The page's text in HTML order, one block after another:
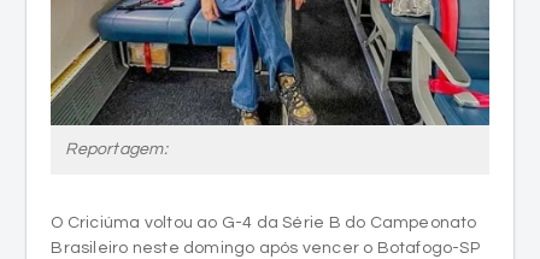
Reportagem:
O Criciúma voltou ao G-4 da Série B do Campeonato
Brasileiro neste domingo após vencer o Botafogo-SP